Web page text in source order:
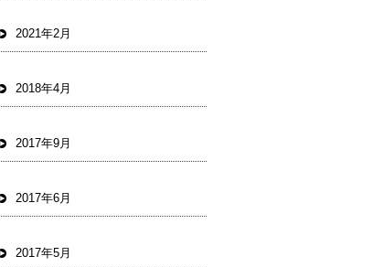
2021年2月
2018年4月
2017年9月
2017年6月
2017年5月